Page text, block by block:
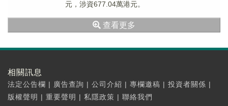
元，涉資677.04萬港元。
查看更多
相關訊息
法定公告欄 | 廣告查詢 | 公司介紹 | 專欄邀稿 | 投資者關係 |
版權聲明 | 重要聲明 | 私隱政策 | 聯絡我們